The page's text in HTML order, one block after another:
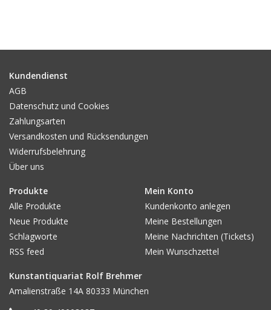
Fotografie
Varia & Rara
Kunst-Doku
Kundendienst
AGB
Datenschutz und Cookies
Zahlungsarten
Versandkosten und Rücksendungen
Widerrufsbelehrung
Über uns
Produkte
Alle Produkte
Neue Produkte
Schlagworte
RSS feed
Mein Konto
Kundenkonto anlegen
Meine Bestellungen
Meine Nachrichten (Tickets)
Mein Wunschzettel
Kunstantiquariat Rolf Brehmer
Amalienstraße 14A 80333 München